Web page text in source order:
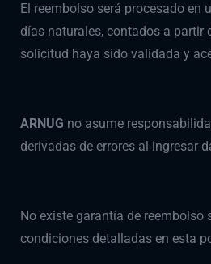
El reembolso será procesado en
días naturales, contados a partir
solicitud haya sido validada y
ARNUG no asume
derivadas de errores al ingresar
No existe garantía de reembolso
condiciones detalladas en esta